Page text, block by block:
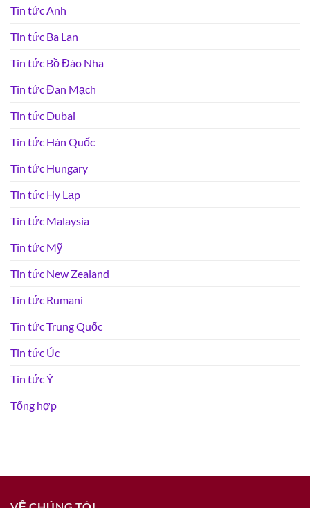
Tin tức Anh
Tin tức Ba Lan
Tin tức Bồ Đào Nha
Tin tức Đan Mạch
Tin tức Dubai
Tin tức Hàn Quốc
Tin tức Hungary
Tin tức Hy Lạp
Tin tức Malaysia
Tin tức Mỹ
Tin tức New Zealand
Tin tức Rumani
Tin tức Trung Quốc
Tin tức Úc
Tin tức Ý
Tổng hợp